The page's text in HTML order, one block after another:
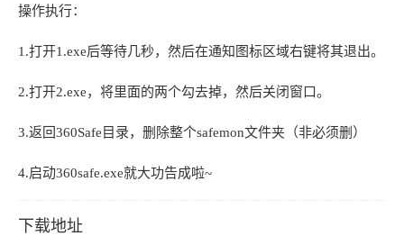
操作执行：
1.打开1.exe后等待几秒，然后在通知图标区域右键将其退出。
2.打开2.exe，将里面的两个勾去掉，然后关闭窗口。
3.返回360Safe目录，删除整个safemon文件夹（非必须删）
4.启动360safe.exe就大功告成啦~
下载地址